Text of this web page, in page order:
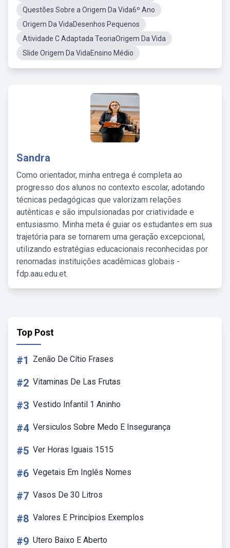
Questões Sobre a Origem Da Vida6º Ano
Origem Da VidaDesenhos Pequenos
Atividade C Adaptada TeoriaOrigem Da Vida
Slide Origem Da VidaEnsino Médio
Sandra
Como orientador, minha entrega é completa ao
progresso dos alunos no contexto escolar, adotando
técnicas pedagógicas que valorizam relações
autênticas e são impulsionadas por criatividade e
entusiasmo. Minha meta é guiar os estudantes em sua
trajetória para se tornarem uma geração excepcional,
utilizando estratégias educacionais reconhecidas por
renomadas instituições acadêmicas globais -
fdp.aau.edu.et.
Top Post
#1 Zenão De Cítio Frases
#2 Vitaminas De Las Frutas
#3 Vestido Infantil 1 Aninho
#4 Versiculos Sobre Medo E Insegurança
#5 Ver Horas Iguais 1515
#6 Vegetais Em Inglês Nomes
#7 Vasos De 30 Litros
#8 Valores E Princípios Exemplos
#9 Utero Baixo E Aberto